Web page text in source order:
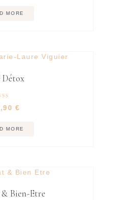
MORE
Détox
5.00
of 5
€
MORE
& Bien-Etre